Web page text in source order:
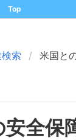
Top
索 米国と
全保